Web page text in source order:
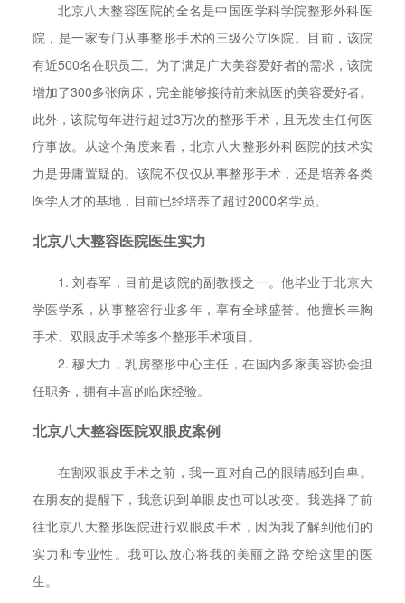
北京八大整容医院的全名是中国医学科学院整形外科医
院，是一家专门从事整形手术的三级公立医院。目前，该院
有近500名在职员工。为了满足广大美容爱好者的需求，该院
增加了300多张病床，完全能够接待前来就医的美容爱好者。
此外，该院每年进行超过3万次的整形手术，且无发生任何医
疗事故。从这个角度来看，北京八大整形外科医院的技术实
力是毋庸置疑的。该院不仅仅从事整形手术，还是培养各类
医学人才的基地，目前已经培养了超过2000名学员。
北京八大整容医院医生实力
1. 刘春军，目前是该院的副教授之一。他毕业于北京大
学医学系，从事整容行业多年，享有全球盛誉。他擅长丰胸
手术、双眼皮手术等多个整形手术项目。
2. 穆大力，乳房整形中心主任，在国内多家美容协会担
任职务，拥有丰富的临床经验。
北京八大整容医院双眼皮案例
在割双眼皮手术之前，我一直对自己的眼睛感到自卑。
在朋友的提醒下，我意识到单眼皮也可以改变。我选择了前
往北京八大整形医院进行双眼皮手术，因为我了解到他们的
实力和专业性。我可以放心将我的美丽之路交给这里的医
生。